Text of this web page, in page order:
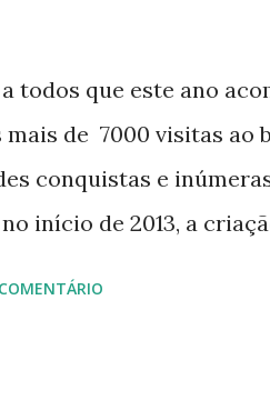
todos que este ano
de 7000 visitas ao
conquistas e
início de 2013, a